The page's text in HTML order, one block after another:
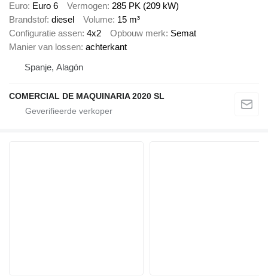
Euro Euro 6 Vermogen 285 PK (209 kW)
Brandstof diesel Volume 15 m³
Configuratie assen 4x2 Opbouw merk Semat
Manier van lossen achterkant
Spanje, Alagón
COMERCIAL DE MAQUINARIA 2020 SL